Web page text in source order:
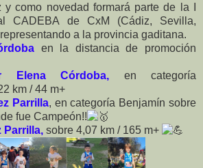
como novedad formará parte de la I
CADEBA de CxM (Cádiz, Sevilla,
a la provincia gaditana.
en la distancia de promoción
Elena Córdoba, en categoría
km / 44 m+
Parrilla, en categoría Benjamín sobre
fue Campeón!!
Parrilla, sobre 4,07 km / 165 m+